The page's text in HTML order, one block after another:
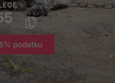
podatku